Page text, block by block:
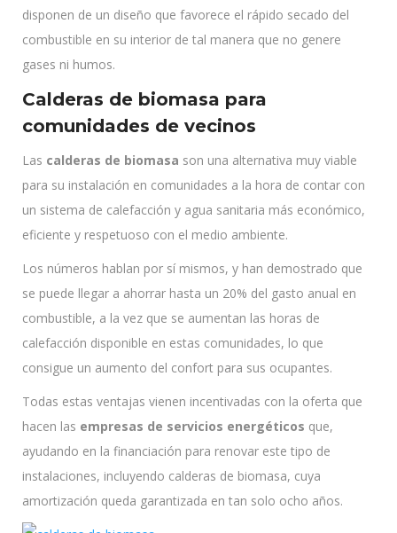
disponen de un diseño que favorece el rápido secado del
combustible en su interior de tal manera que no genere
gases ni humos.
Calderas de biomasa para
comunidades de vecinos
Las calderas de biomasa son una alternativa muy viable
para su instalación en comunidades a la hora de contar con
un sistema de calefacción y agua sanitaria más económico,
eficiente y respetuoso con el medio ambiente.
Los números hablan por sí mismos, y han demostrado que
se puede llegar a ahorrar hasta un 20% del gasto anual en
combustible, a la vez que se aumentan las horas de
calefacción disponible en estas comunidades, lo que
consigue un aumento del confort para sus ocupantes.
Todas estas ventajas vienen incentivadas con la oferta que
hacen las empresas de servicios energéticos que,
ayudando en la financiación para renovar este tipo de
instalaciones, incluyendo calderas de biomasa, cuya
amortización queda garantizada en tan solo ocho años.